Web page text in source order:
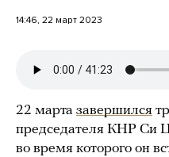
14:46, 22 март 2023
22 марта завершился
председателя КНР Си
во время которого он